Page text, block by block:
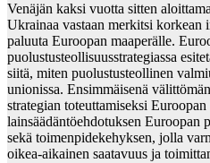
Venäjän kaksi vuotta sitten
Ukrainaa vastaan merkitsi korkean
paluuta Euroopan maaperälle.
puolustusteollisuusstrategiassa
siitä, miten puolustusteollinen
unionissa. Ensimmäisenä
strategian toteuttamiseksi
lainsäädäntöehdotuksen Euroopan
sekä toimenpidekehyksen, jolla
oikea-aikainen saatavuus ja